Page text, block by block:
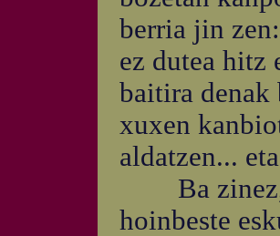
berria jin
ez dutea hitz
baitira denak
xuxen
aldatzen...
Ba zinez,
hoinbeste